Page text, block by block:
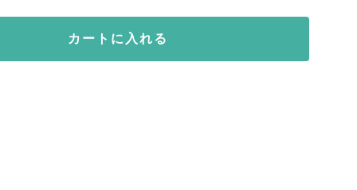
カートに入れる